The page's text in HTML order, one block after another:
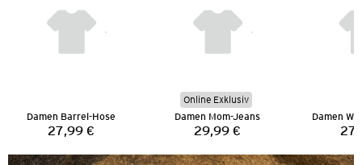
Damen Barrel-Hose
Preis:
27,99 €
Online Exklusiv
Damen Mom-Jeans
Preis:
29,99 €
Damen